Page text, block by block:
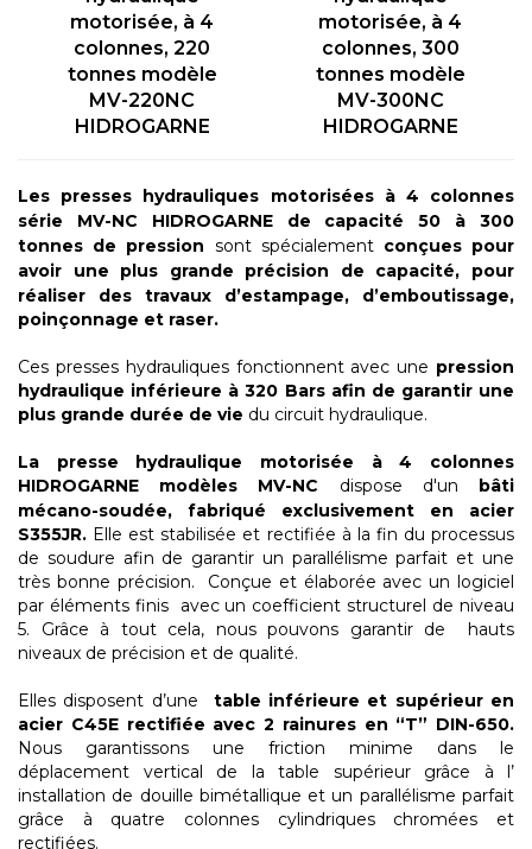
motorisée, à 4
colonnes, 220
tonnes modèle
MV-220NC
HIDROGARNE
motorisée, à 4
colonnes, 300
tonnes modèle
MV-300NC
HIDROGARNE
Les presses hydrauliques motorisées à 4 colonnes
série MV-NC
HIDROGARNE de capacité 50 à 300
tonnes de pression sont spécialement conçues pour
avoir une plus grande précision de capacité, pour
réaliser des travaux d’estampage, d’emboutissage,
poinçonnage et raser.
Ces presses hydrauliques fonctionnent avec une pression
hydraulique inférieure à 320 Bars afin de garantir une
plus grande durée de vie du circuit hydraulique.
La presse hydraulique motorisée à 4 colonnes
HIDROGARNE modèles MV-NC dispose d'un bâti
mécano-soudée, fabriqué exclusivement en acier
S355JR. Elle est stabilisée et rectifiée à la fin du processus
de soudure afin de garantir un parallélisme parfait et une
très bonne précision. Conçue et élaborée avec un logiciel
par éléments finis avec un coefficient structurel de niveau
5. Grâce à tout cela, nous pouvons garantir de hauts
niveaux de précision et de qualité.
Elles disposent d’une table inférieure et supérieur en
acier C45E rectifiée avec 2 rainures en “T” DIN-650.
Nous garantissons une friction minime dans le
déplacement vertical de la table supérieur grâce à l’
installation de douille bimétallique et un parallélisme parfait
grâce à quatre colonnes cylindriques chromées et
rectifiées.